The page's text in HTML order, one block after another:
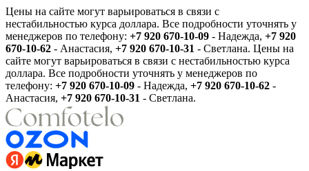
Цены на сайте могут варьироваться в связи с
нестабильностью курса доллара. Все подробности уточнять у
менеджеров по телефону: +7 920 670-10-09 - Надежда, +7 920
670-10-62 - Анастасия, +7 920 670-10-31 - Светлана. Цены на
сайте могут варьироваться в связи с нестабильностью курса
доллара. Все подробности уточнять у менеджеров по
телефону: +7 920 670-10-09 - Надежда, +7 920 670-10-62 -
Анастасия, +7 920 670-10-31 - Светлана.